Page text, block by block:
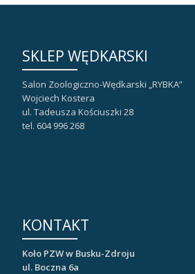
SKLEP WĘDKARSKI
Salon Zoologiczno-Wędkarski „RYBKA”
Wojciech Kostera
ul. Tadeusza Kościuszki 28
tel. 604 996 268
KONTAKT
Koło PZW w Busku-Zdroju
ul. Boczna 6a